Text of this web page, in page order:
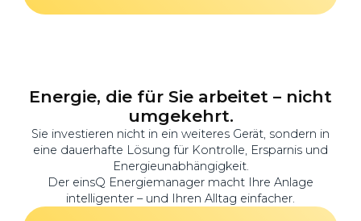
Energie, die für Sie arbeitet – nicht
umgekehrt.
Sie investieren nicht in ein weiteres Gerät, sondern in
eine dauerhafte Lösung für Kontrolle, Ersparnis und
Energieunabhängigkeit.
Der einsQ Energiemanager macht Ihre Anlage
intelligenter – und Ihren Alltag einfacher.